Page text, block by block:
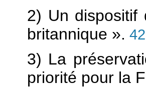
2) Un dispositif
britannique ». 42
3) La
priorité pour la